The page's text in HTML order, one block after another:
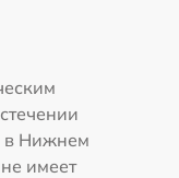
в Нижнем
имеет